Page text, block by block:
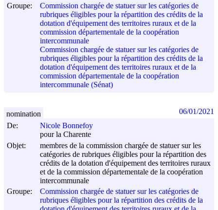
Groupe:
Commission chargée de statuer sur les catégories de
rubriques éligibles pour la répartition des crédits de la
dotation d'équipement des territoires ruraux et de la
commission départementale de la coopération
intercommunale
Commission chargée de statuer sur les catégories de
rubriques éligibles pour la répartition des crédits de la
dotation d'équipement des territoires ruraux et de la
commission départementale de la coopération
intercommunale (Sénat)
De:
Nicole Bonnefoy
pour la Charente
Objet:
membres de la commission chargée de statuer sur les
catégories de rubriques éligibles pour la répartition des
crédits de la dotation d'équipement des territoires ruraux
et de la commission départementale de la coopération
intercommunale
Groupe:
Commission chargée de statuer sur les catégories de
rubriques éligibles pour la répartition des crédits de la
nomination 06/01/2021